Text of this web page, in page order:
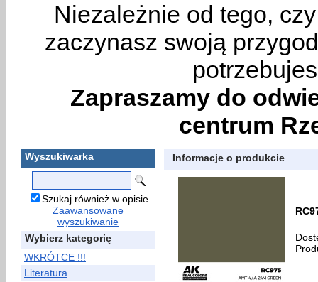
Niezależnie od tego,
zaczynasz swoją
Zapraszamy do
centrum
Wyszukiwarka
Szukaj również w opisie
Zaawansowane
wyszukiwanie
Wybierz kategorię
WKRÓTCE !!!
Literatura
Informacje o produkcie